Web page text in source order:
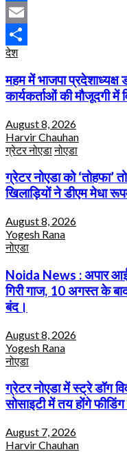
Facebook
Email
Share
देश
महम में भाजपा प्रदेशाध्यक्ष
कार्यकर्ताओं की मौजूदगी
August 8, 2026
Harvir Chauhan
ग्रेटर नोएडानोएडा
ग्रेटर नोएडा को ‘तोहफा’
खिलाड़ियों ने डीएम मेधा
August 8, 2026
Yogesh Rana
नोएडा
Noida News : अपार
गिरी गाज, 10 अगस्त के बाद
बंद।
August 8, 2026
Yogesh Rana
नोएडा
ग्रेटर नोएडा में स्ट्रे डॉग
सोसाइटी में तय होंगे फीडिंग
August 7, 2026
Harvir Chauhan